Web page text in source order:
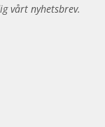
vårt nyhetsbrev.